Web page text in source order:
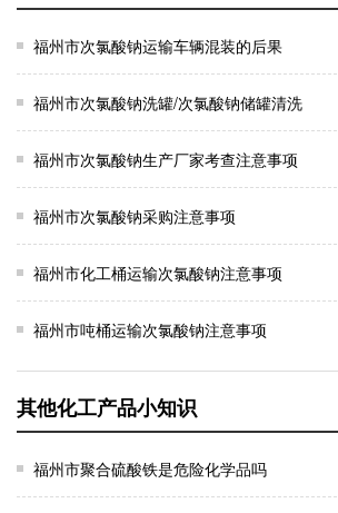
福州市次氯酸钠运输车辆混装的后果
福州市次氯酸钠洗罐/次氯酸钠储罐清洗
福州市次氯酸钠生产厂家考查注意事项
福州市次氯酸钠采购注意事项
福州市化工桶运输次氯酸钠注意事项
福州市吨桶运输次氯酸钠注意事项
其他化工产品小知识
福州市聚合硫酸铁是危险化学品吗